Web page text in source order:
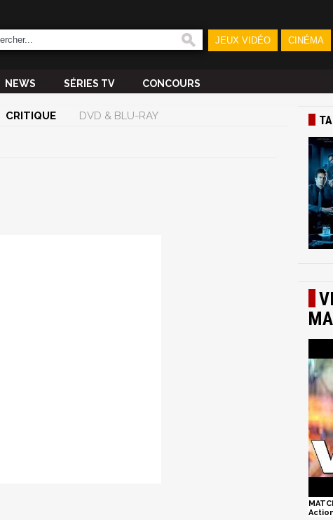
JEUX VIDÉO CINÉMA
NEWS SÉRIES TV CONCOURS
CRITIQUE DVD & BLU-RAY